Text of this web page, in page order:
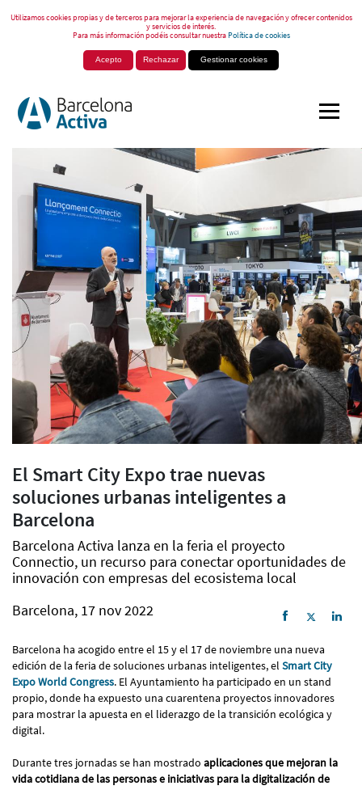
Utilizamos cookies propias y de terceros para mejorar la experiencia de navegación y ofrecer contenidos
y servicios de interés.
Para más información podéis consultar nuestraPolítica de cookies
Acepto Rechazar Gestionar cookies
El Smart City Expo trae nuevas
soluciones urbanas inteligentes a
Barcelona
Barcelona Activa lanza en la feria el proyecto
Connectio, un recurso para conectar oportunidades de
innovación con empresas del ecosistema local
Barcelona, 17 nov 2022
Barcelona ha acogido entre el 15 y el 17 de noviembre una nueva
edición de la feria de soluciones urbanas inteligentes, el Smart City
Expo World Congress. El Ayuntamiento ha participado en un stand
propio, donde ha expuesto una cuarentena proyectos innovadores
para mostrar la apuesta en el liderazgo de la transición ecológica y
digital.
Durante tres jornadas se han mostrado aplicaciones que mejoran la
vida cotidiana de las personas e iniciativas para la digitalización de